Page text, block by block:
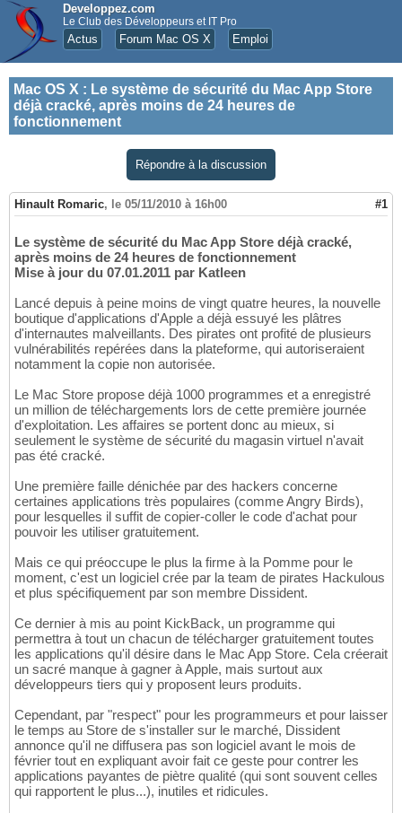
Developpez.com
Le Club des Développeurs et IT Pro
Actus Forum Mac OS X Emploi
Mac OS X : Le système de sécurité du Mac App Store
déjà cracké, après moins de 24 heures de
fonctionnement
Répondre à la discussion
Hinault Romaric, le 05/11/2010 à 16h00 #1
Le système de sécurité du Mac App Store déjà cracké,
après moins de 24 heures de fonctionnement
Mise à jour du 07.01.2011 par Katleen
Lancé depuis à peine moins de vingt quatre heures, la nouvelle
boutique d'applications d'Apple a déjà essuyé les plâtres
d'internautes malveillants. Des pirates ont profité de plusieurs
vulnérabilités repérées dans la plateforme, qui autoriseraient
notamment la copie non autorisée.
Le Mac Store propose déjà 1000 programmes et a enregistré
un million de téléchargements lors de cette première journée
d'exploitation. Les affaires se portent donc au mieux, si
seulement le système de sécurité du magasin virtuel n'avait
pas été cracké.
Une première faille dénichée par des hackers concerne
certaines applications très populaires (comme Angry Birds),
pour lesquelles il suffit de copier-coller le code d'achat pour
pouvoir les utiliser gratuitement.
Mais ce qui préoccupe le plus la firme à la Pomme pour le
moment, c'est un logiciel crée par la team de pirates Hackulous
et plus spécifiquement par son membre Dissident.
Ce dernier à mis au point KickBack, un programme qui
permettra à tout un chacun de télécharger gratuitement toutes
les applications qu'il désire dans le Mac App Store. Cela créerait
un sacré manque à gagner à Apple, mais surtout aux
développeurs tiers qui y proposent leurs produits.
Cependant, par "respect" pour les programmeurs et pour laisser
le temps au Store de s'installer sur le marché, Dissident
annonce qu'il ne diffusera pas son logiciel avant le mois de
février tout en expliquant avoir fait ce geste pour contrer les
applications payantes de piètre qualité (qui sont souvent celles
qui rapportent le plus...), inutiles et ridicules.